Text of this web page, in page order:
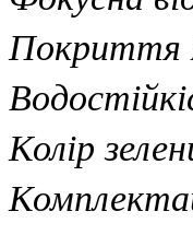
Покриття
Колір